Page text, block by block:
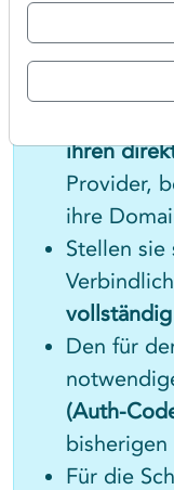
SIE SIND
ihren
Provider,
ihre
Stellen sie
Den für
(Auth-
bisherigen
Für die